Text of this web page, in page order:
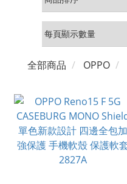
全部商品 OPPO